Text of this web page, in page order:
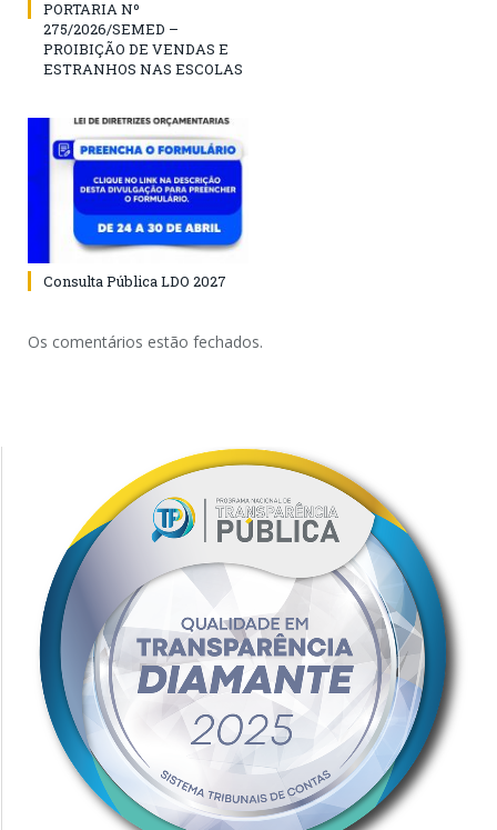
PORTARIA Nº
275/2026/SEMED –
PROIBIÇÃO DE VENDAS E
ESTRANHOS NAS ESCOLAS
Consulta Pública LDO 2027
Os comentários estão fechados.